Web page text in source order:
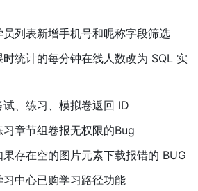
列表新增手机号和昵称字段筛选
统计的每分钟在线人数改为 SQL 实
、练习、模拟卷返回 ID
章节组卷报无权限的Bug
存在空的图片元素下载报错的 BUG
中心已购学习路径功能